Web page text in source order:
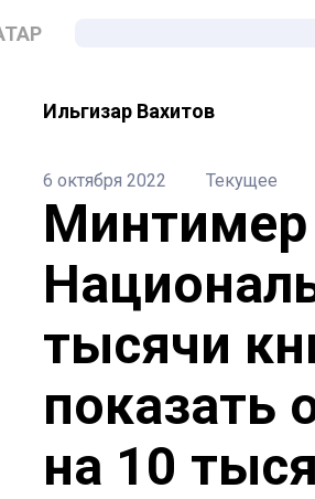
Ильгизар Вахитов
6 октября 2022 Текущее
тысячи
показать
на 10